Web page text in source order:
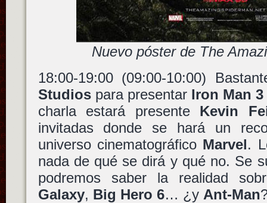
Nuevo póster de The
18:00-19:00 (09:00-10:00)
Studiospara presentar Iron Man 3
charla estará presente Kevin
invitadas donde se hará un
universo cinematográfico Marvel.
nada de qué se dirá y qué no. Se
podremos saber la realidad
Galaxy, Big Hero 6… ¿y Ant-Man